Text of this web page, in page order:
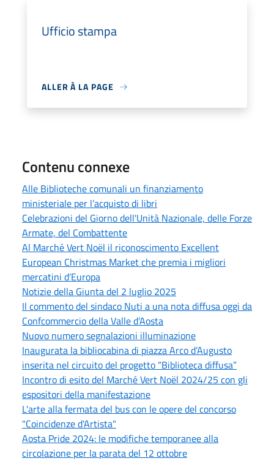
Ufficio stampa
ALLER À LA PAGE
Contenu connexe
Alle Biblioteche comunali un finanziamento
ministeriale per l’acquisto di libri
Celebrazioni del Giorno dell'Unità Nazionale, delle Forze
Armate, del Combattente
Al Marché Vert Noël il riconoscimento Excellent
European Christmas Market che premia i migliori
mercatini d’Europa
Notizie della Giunta del 2 luglio 2025
Il commento del sindaco Nuti a una nota diffusa oggi da
Confcommercio della Valle d’Aosta
Nuovo numero segnalazioni illuminazione
Inaugurata la bibliocabina di piazza Arco d’Augusto
inserita nel circuito del progetto “Biblioteca diffusa”
Incontro di esito del Marché Vert Noël 2024/25 con gli
espositori della manifestazione
L'arte alla fermata del bus con le opere del concorso
"Coincidenze d'Artista"
Aosta Pride 2024: le modifiche temporanee alla
circolazione per la parata del 12 ottobre